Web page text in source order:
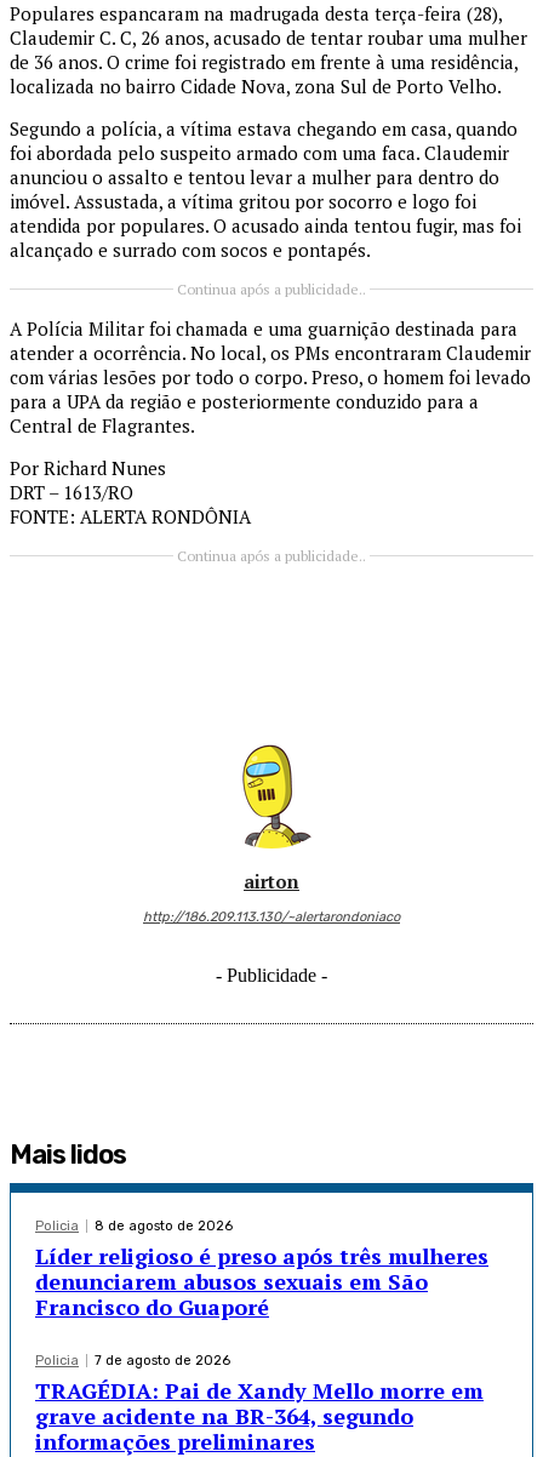
Populares espancaram na madrugada desta terça-feira (28),
Claudemir C. C, 26 anos, acusado de tentar roubar uma mulher
de 36 anos. O crime foi registrado em frente à uma residência,
localizada no bairro Cidade Nova, zona Sul de Porto Velho.
Segundo a polícia, a vítima estava chegando em casa, quando
foi abordada pelo suspeito armado com uma faca. Claudemir
anunciou o assalto e tentou levar a mulher para dentro do
imóvel. Assustada, a vítima gritou por socorro e logo foi
atendida por populares. O acusado ainda tentou fugir, mas foi
alcançado e surrado com socos e pontapés.
Continua após a publicidade..
A Polícia Militar foi chamada e uma guarnição destinada para
atender a ocorrência. No local, os PMs encontraram Claudemir
com várias lesões por todo o corpo. Preso, o homem foi levado
para a UPA da região e posteriormente conduzido para a
Central de Flagrantes.
Por Richard Nunes
DRT – 1613/RO
FONTE: ALERTA RONDÔNIA
Continua após a publicidade..
airton
http://186.209.113.130/~alertarondoniaco
- Publicidade -
Mais lidos
Policia 8 de agosto de 2026
Líder religioso é preso após três mulheres
denunciarem abusos sexuais em São
Francisco do Guaporé
Policia 7 de agosto de 2026
TRAGÉDIA: Pai de Xandy Mello morre em
grave acidente na BR-364, segundo
informações preliminares